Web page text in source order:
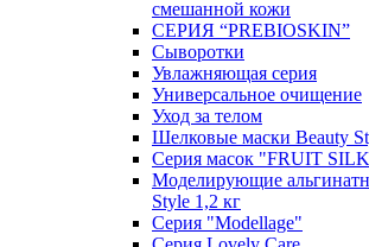
смешанной кожи
СЕРИЯ “PREBIOSKIN”
Сыворотки
Увлажняющая серия
Универсальное очищение
Уход за телом
Шелковые маски Beauty
Серия масок "FRUIT
Моделирующие
Style 1,2 кг
Серия "Modellage"